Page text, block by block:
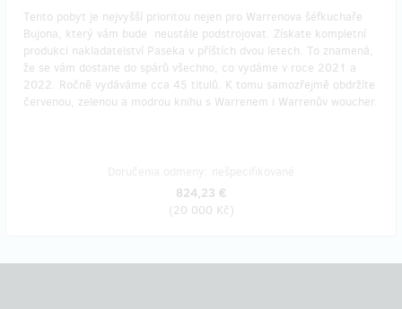
Tento pobyt je nejvyšší prioritou nejen pro Warrenova šéfkuchaře
Bujona, který vám bude neustále podstrojovat. Získate kompletní
produkci nakladatelství Paseka v příštích dvou letech. To znamená,
že se vám dostane do spárů všechno, co vydáme v roce 2021 a
2022. Ročně vydáváme cca 45 titulů. K tomu samozřejmě obdržíte
červenou, zelenou a modrou knihu s Warrenem i Warrenův woucher.
824,23 €
(20 000 Kč)